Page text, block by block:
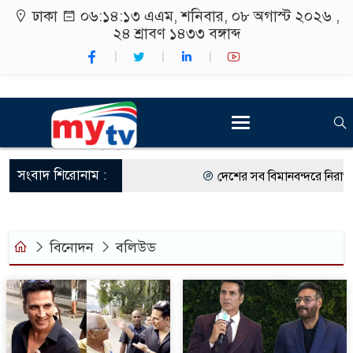
ঢাকা ০৬:১৪:১৩ এএম, শনিবার, ০৮ অগাস্ট ২০২৬ ,
২৪ শ্রাবণ ১৪৩৩ বঙ্গাব্দ
সংবাদ শিরোনাম : দেশের সব বিমানবন্দরে নিরাপত্তা
কর্মসূচীর শুভসূচনা।
বিভিন্ন বিশ্ববিদ্যালয়ের
রং ফর্সাকারী ৮ ব্র্যান্ডের ক্রিমে
বিনোদন বলিউড